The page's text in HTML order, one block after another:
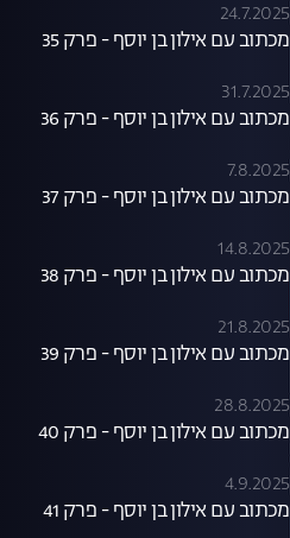
24.7.2025
מכתוב עם אילון בן יוסף - פרק 35
31.7.2025
מכתוב עם אילון בן יוסף - פרק 36
7.8.2025
מכתוב עם אילון בן יוסף - פרק 37
14.8.2025
מכתוב עם אילון בן יוסף - פרק 38
21.8.2025
מכתוב עם אילון בן יוסף - פרק 39
28.8.2025
מכתוב עם אילון בן יוסף - פרק 40
4.9.2025
מכתוב עם אילון בן יוסף - פרק 41